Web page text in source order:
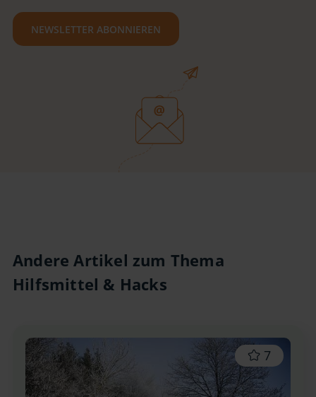
NEWSLETTER ABONNIEREN
Andere Artikel zum Thema
Hilfsmittel & Hacks
7